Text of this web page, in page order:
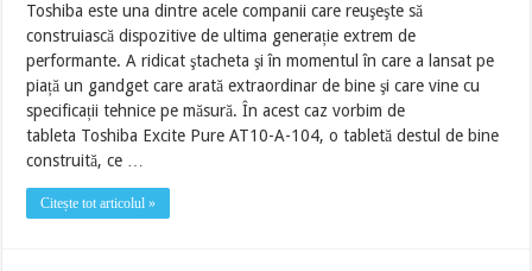
Toshiba este una dintre acele companii care reuşeşte să
construiască dispozitive de ultima generație extrem de
performante. A ridicat ştacheta şi în momentul în care a lansat pe
piață un gandget care arată extraordinar de bine şi care vine cu
specificații tehnice pe măsură. În acest caz vorbim de
tableta Toshiba Excite Pure AT10-A-104, o tabletă destul de bine
construită, ce …
Citește tot articolul »